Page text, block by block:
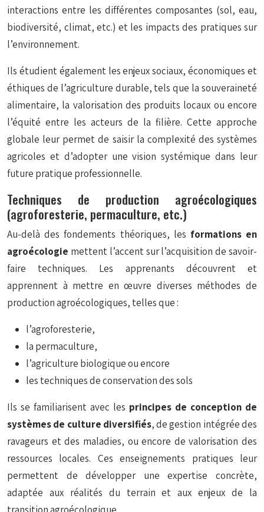
interactions entre les différentes composantes (sol, eau,
biodiversité, climat, etc.) et les impacts des pratiques sur
l’environnement.
Ils étudient également les enjeux sociaux, économiques et
éthiques de l’agriculture durable, tels que la souveraineté
alimentaire, la valorisation des produits locaux ou encore
l’équité entre les acteurs de la filière. Cette approche
globale leur permet de saisir la complexité des systèmes
agricoles et d’adopter une vision systémique dans leur
future pratique professionnelle.
Techniques de production agroécologiques
(agroforesterie, permaculture, etc.)
Au-delà des fondements théoriques, les formations en
agroécologie mettent l’accent sur l’acquisition de savoir-
faire techniques. Les apprenants découvrent et
apprennent à mettre en œuvre diverses méthodes de
production agroécologiques, telles que :
l’agroforesterie,
la permaculture,
l’agriculture biologique ou encore
les techniques de conservation des sols
Ils se familiarisent avec les principes de conception de
systèmes de culture diversifiés, de gestion intégrée des
ravageurs et des maladies, ou encore de valorisation des
ressources locales. Ces enseignements pratiques leur
permettent de développer une expertise concrète,
adaptée aux réalités du terrain et aux enjeux de la